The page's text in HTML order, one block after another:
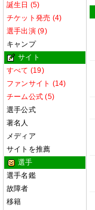
誕生日 (5)
チケット発売 (4)
選手出演 (9)
キャンプ
サイト
すべて (19)
ファンサイト (14)
チーム公式 (5)
選手公式
著名人
メディア
サイトを推薦
選手
選手名鑑
故障者
移籍